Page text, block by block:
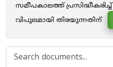
സമീപകാലത്ത് പ്രസിദ്ധീകരിച്ച്
വിപുലമായി തിരയുന്നതിന്